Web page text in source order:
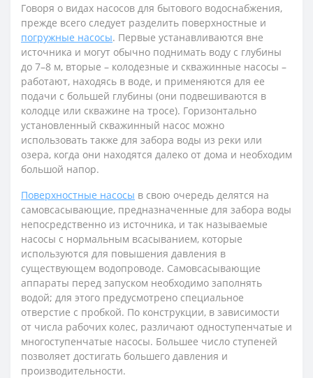
Говоря о видах насосов для бытового водоснабжения,
прежде всего следует разделить поверхностные и
погружные насосы. Первые устанавливаются вне
источника и могут обычно поднимать воду с глубины
до 7–8 м, вторые – колодезные и скважинные насосы –
работают, находясь в воде, и применяются для ее
подачи с большей глубины (они подвешиваются в
колодце или скважине на тросе). Горизонтально
установленный скважинный насос можно
использовать также для забора воды из реки или
озера, когда они находятся далеко от дома и необходим
большой напор.
Поверхностные насосы в свою очередь делятся на
самовсасывающие, предназначенные для забора воды
непосредственно из источника, и так называемые
насосы с нормальным всасыванием, которые
используются для повышения давления в
существующем водопроводе. Самовсасывающие
аппараты перед запуском необходимо заполнять
водой; для этого предусмотрено специальное
отверстие с пробкой. По конструкции, в зависимости
от числа рабочих колес, различают одноступенчатые и
многоступенчатые насосы. Большее число ступеней
позволяет достигать большего давления и
производительности.